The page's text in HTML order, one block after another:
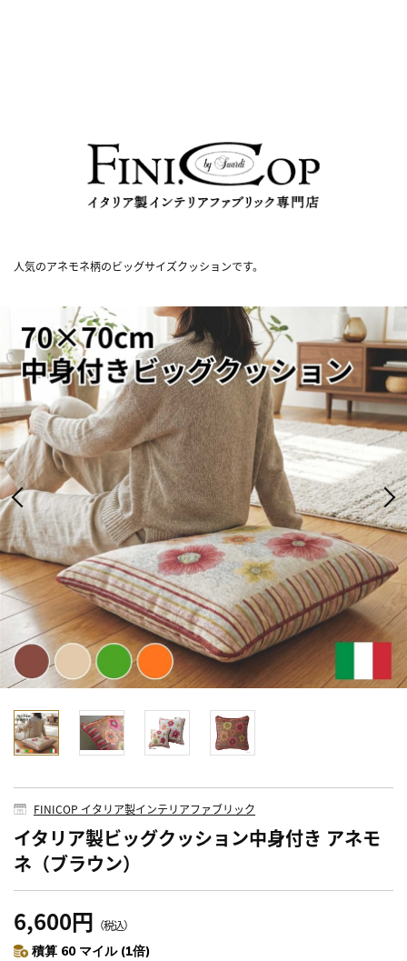
人気のアネモネ柄のビッグサイズクッションです。
FINICOP イタリア製インテリアファブリック
イタリア製ビッグクッション中身付き アネモ
ネ（ブラウン）
6,600円 （税込）
積算 60 マイル (1倍)